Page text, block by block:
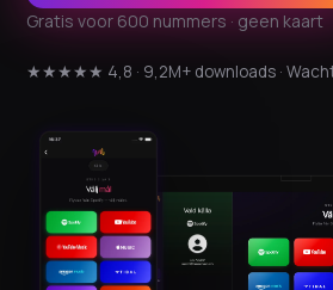
Gratis voor 600 nummers · geen kaart
★★★★★ 4,8 · 9,2M+ downloads ·